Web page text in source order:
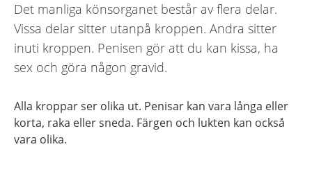
Det manliga könsorganet består av flera delar.
Vissa delar sitter utanpå kroppen. Andra sitter
inuti kroppen. Penisen gör att du kan kissa, ha
sex och göra någon gravid.
Alla kroppar ser olika ut. Penisar kan vara långa eller
korta, raka eller sneda. Färgen och lukten kan också
vara olika.